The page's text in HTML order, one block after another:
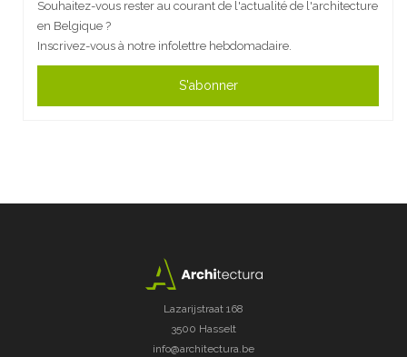
Souhaitez-vous rester au courant de l'actualité de l'architecture
en Belgique ?
Inscrivez-vous à notre infolettre hebdomadaire.
S'abonner
Lazarijstraat 168
3500 Hasselt
info@architectura.be